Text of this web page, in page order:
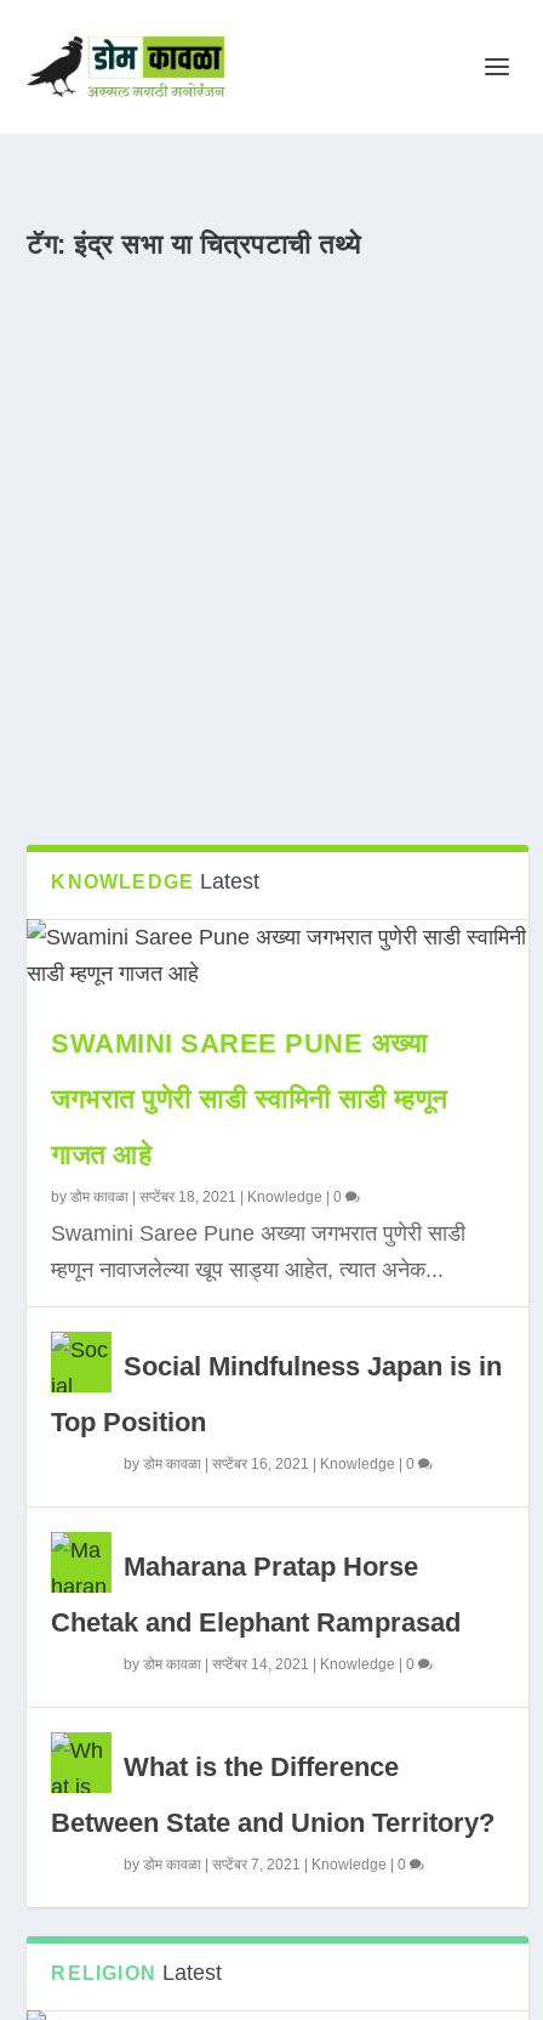
टॅग:इंद्र सभा या चित्रपटाची तथ्ये
KNOWLEDGE Latest
SWAMINI SAREE PUNE अख्या
जगभरात पुणेरी साडी स्वामिनी साडी म्हणून
गाजत आहे
byडोम कावळा |सप्टेंबर 18, 2021 Knowledge |0
Swamini Saree Pune अख्या जगभरात पुणेरी साडी
म्हणून नावाजलेल्या खूप साड्या आहेत, त्यात अनेक...
Social Mindfulness Japan is in
Top Position
byडोम कावळा |सप्टेंबर 16, 2021 Knowledge |0
Maharana Pratap Horse
Chetak and Elephant Ramprasad
byडोम कावळा |सप्टेंबर 14, 2021 Knowledge |0
What is the Difference
Between State and Union Territory?
byडोम कावळा |सप्टेंबर 7, 2021 Knowledge |0
RELIGION Latest